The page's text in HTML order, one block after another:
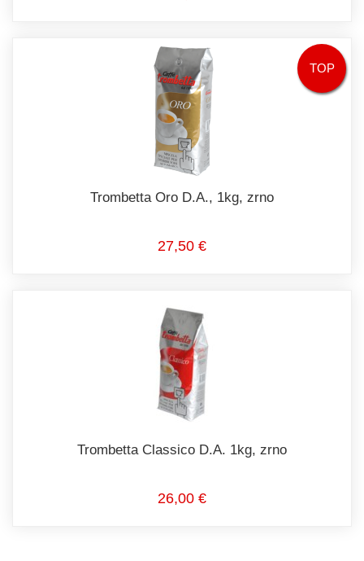
TOP
Trombetta Oro D.A., 1kg, zrno
27,50 €
Trombetta Classico D.A. 1kg, zrno
26,00 €